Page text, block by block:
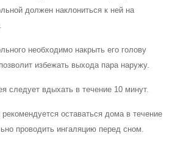
должен наклониться к ней на
необходимо накрыть его голову
избежать выхода пара наружу.
следует вдыхать в течение 10 минут.
оставаться дома в течение
проводить ингаляцию перед сном.